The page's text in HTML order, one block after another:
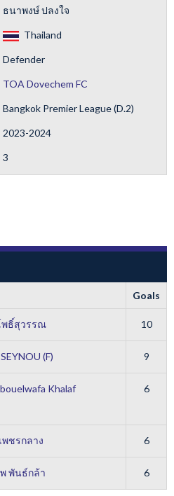
ธนาพงษ์ ปลงใจ
Thailand
Defender
TOA Dovechem FC
Bangkok Premier League (D.2)
2023-2024
3
Goals
ธิ์สุวรรณ 10
(F) 9
Khalaf
6
ชรกลาง 6
พันธ์กล้า 6